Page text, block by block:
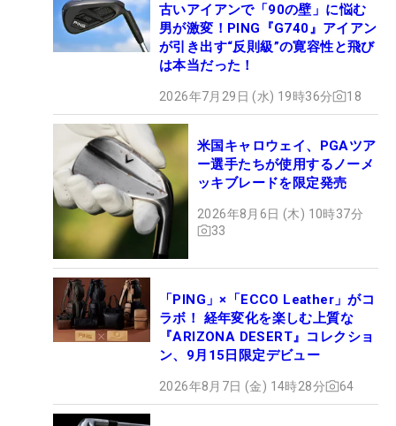
古いアイアンで「90の壁」に悩む
男が激変！PING『G740』アイアン
が引き出す“反則級”の寛容性と飛び
は本当だった！
2026年7月29日 (水) 19時36分 18
米国キャロウェイ、PGAツア
ー選手たちが使用するノーメ
ッキブレードを限定発売
2026年8月6日 (木) 10時37分
33
「PING」×「ECCO Leather」がコ
ラボ！ 経年変化を楽しむ上質な
『ARIZONA DESERT』コレクショ
ン、9月15日限定デビュー
2026年8月7日 (金) 14時28分 64